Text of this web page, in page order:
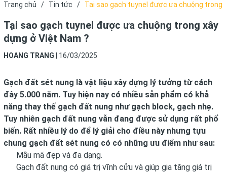
Trang chủ / Tin tức /
Tại sao gạch tuynel được ưa chuộng trong
Tại sao gạch tuynel được ưa chuộng trong xây
dựng ở Việt Nam ?
HOANG TRANG 16/03/2025
Gạch đất sét nung là vật liệu xây dựng lý tưởng từ cách
đây 5.000 năm. Tuy hiện nay có nhiều sản phẩm có khả
năng thay thế gạch đất nung như gạch block, gạch nhẹ.
Tuy nhiên gạch đất nung vẫn đang được sử dụng rất phổ
biến. Rất nhiều lý do để lý giải cho điều này nhưng tựu
chung gạch đất sét nung có có những ưu điểm như sau:
Mẫu mã đẹp và đa dạng.
Gạch đất nung có giá trị vĩnh cửu và giúp gia tăng giá trị